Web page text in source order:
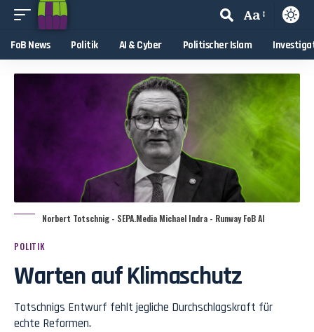
Aa
FoB News Politik AI & Cyber Politischer Islam
Norbert Totschnig - SEPA.Media Michael Indra - Runway FoB AI
POLITIK
Warten auf Klimaschutz
Totschnigs Entwurf fehlt jegliche Durchschlagskraft für
echte Reformen.